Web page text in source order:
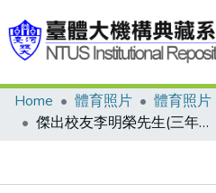
Communities & Collections
Home 體育照片
體育照片
傑出校友李明榮先生(三年制第十二屆)